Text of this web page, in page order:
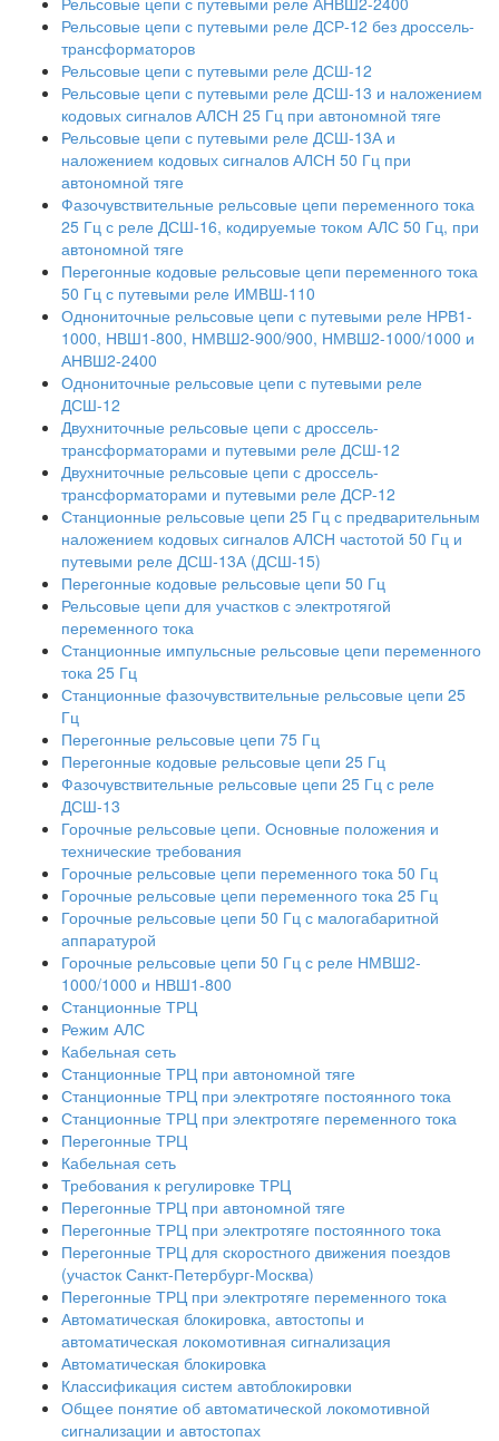
Рельсовые цепи с путевыми реле ДСР-12 без дроссель-
трансформаторов
Рельсовые цепи с путевыми реле ДСШ-12
Рельсовые цепи с путевыми реле ДСШ-13 и наложением
кодовых сигналов АЛСН 25 Гц при автономной тяге
Рельсовые цепи с путевыми реле ДСШ-13А и
наложением кодовых сигналов АЛСН 50 Гц при
автономной тяге
Фазочувствительные рельсовые цепи переменного тока
25 Гц с реле ДСШ-16, кодируемые током АЛС 50 Гц, при
автономной тяге
Перегонные кодовые рельсовые цепи переменного тока
50 Гц с путевыми реле ИМВШ-110
Однониточные рельсовые цепи с путевыми реле НРВ1-
1000, НВШ1-800, НМВШ2-900/900, НМВШ2-1000/1000 и
АНВШ2-2400
Однониточные рельсовые цепи с путевыми реле
ДСШ-12
Двухниточные рельсовые цепи с дроссель-
трансформаторами и путевыми реле ДСШ-12
Двухниточные рельсовые цепи с дроссель-
трансформаторами и путевыми реле ДСР-12
Станционные рельсовые цепи 25 Гц с предварительным
наложением кодовых сигналов АЛСН частотой 50 Гц и
путевыми реле ДСШ-13А (ДСШ-15)
Перегонные кодовые рельсовые цепи 50 Гц
Рельсовые цепи для участков с электротягой
переменного тока
Станционные импульсные рельсовые цепи переменного
тока 25 Гц
Станционные фазочувствительные рельсовые цепи 25
Гц
Перегонные рельсовые цепи 75 Гц
Перегонные кодовые рельсовые цепи 25 Гц
Фазочувствительные рельсовые цепи 25 Гц с реле
ДСШ-13
Горочные рельсовые цепи. Основные положения и
технические требования
Горочные рельсовые цепи переменного тока 50 Гц
Горочные рельсовые цепи переменного тока 25 Гц
Горочные рельсовые цепи 50 Гц с малогабаритной
аппаратурой
Горочные рельсовые цепи 50 Гц с реле НМВШ2-
1000/1000 и НВШ1-800
Станционные ТРЦ
Режим АЛС
Кабельная сеть
Станционные ТРЦ при автономной тяге
Станционные ТРЦ при электротяге постоянного тока
Станционные ТРЦ при электротяге переменного тока
Перегонные ТРЦ
Кабельная сеть
Требования к регулировке ТРЦ
Перегонные ТРЦ при автономной тяге
Перегонные ТРЦ при электротяге постоянного тока
Перегонные ТРЦ для скоростного движения поездов
(участок Санкт-Петербург-Москва)
Перегонные ТРЦ при электротяге переменного тока
Автоматическая блокировка, автостопы и
автоматическая локомотивная сигнализация
Автоматическая блокировка
Классификация систем автоблокировки
Общее понятие об автоматической локомотивной
сигнализации и автостопах